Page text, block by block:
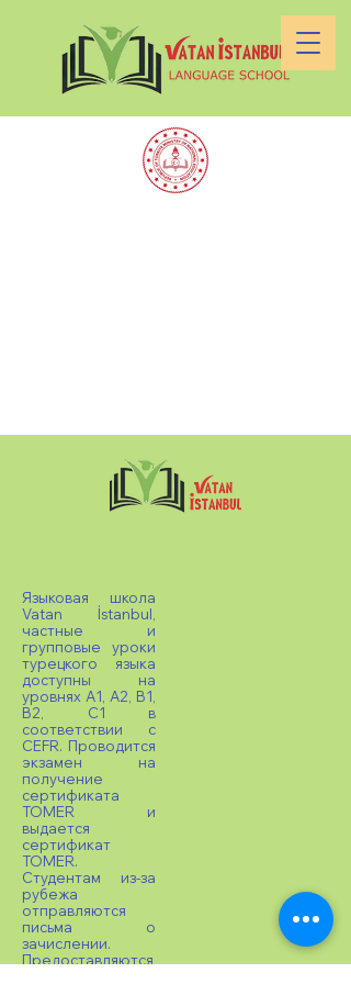
Языковая школа
Vatan İstanbul,
частные и
групповые уроки
турецкого языка
доступны на
уровнях A1, A2, B1,
B2, C1 в
соответствии с
CEFR. Проводится
экзамен на
получение
сертификата
TOMER и
выдается
сертификат
TOMER.
Студентам из-за
рубежа
отправляются
письма о
зачислении.
Предоставляются